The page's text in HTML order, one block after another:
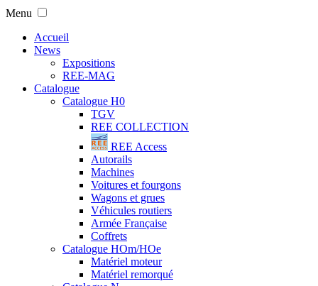
Menu
Accueil
News
Expositions
REE-MAG
Catalogue
Catalogue H0
TGV
REE COLLECTION
REE Access
Autorails
Machines
Voitures et fourgons
Wagons et grues
Véhicules routiers
Armée Française
Coffrets
Catalogue HOm/HOe
Matériel moteur
Matériel remorqué